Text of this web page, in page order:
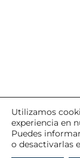
Utilizamos
experiencia en
Puedes
o desactivarlas